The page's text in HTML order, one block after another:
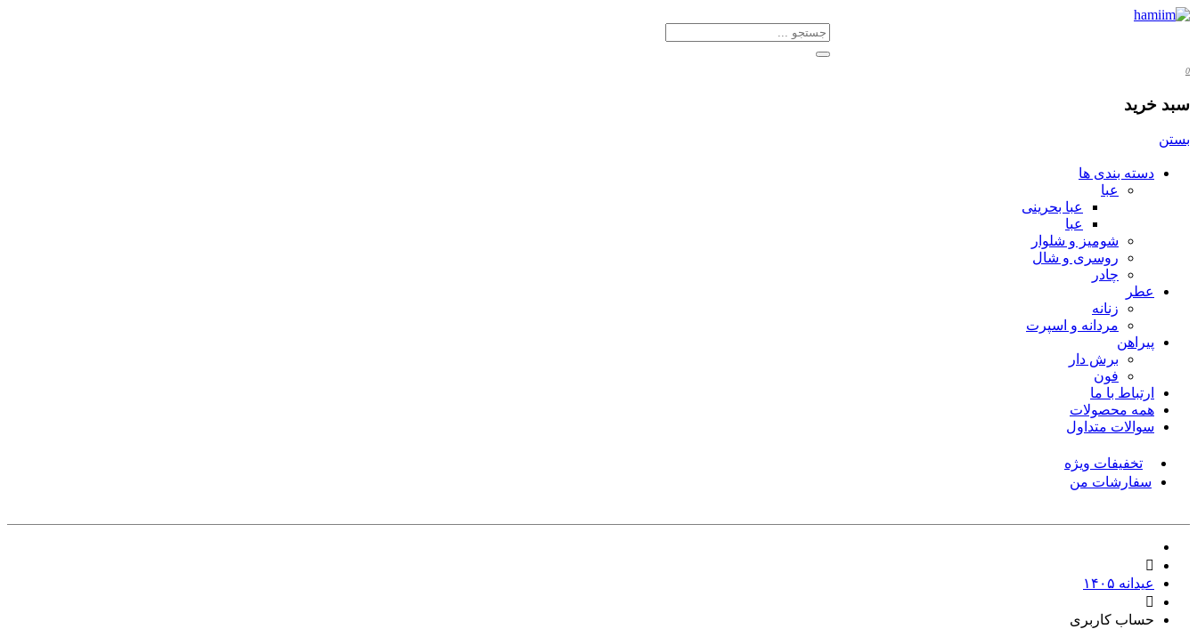
0
سبد خرید
بستن
دسته بندی ها
عبا
عبا بحرینی
عبا
شومیز و شلوار
روسری و شال
چادر
عطر
زنانه
مردانه و اسپرت
پیراهن
برش دار
فون
ارتباط با ما
همه محصولات
سوالات متداول
تخفیفات ویژه
سفارشات من
عیدانه ۱۴۰۵
حساب کاربری